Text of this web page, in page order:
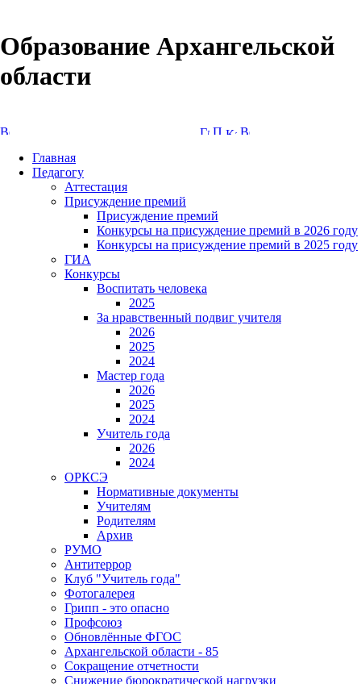
Образование Архангельской
области
Главная
Педагогу
Аттестация
Присуждение премий
Присуждение премий
Конкурсы на присуждение премий в 2026 году
Конкурсы на присуждение премий в 2025 году
ГИА
Конкурсы
Воспитать человека
2025
За нравственный подвиг учителя
2026
2025
2024
Мастер года
2026
2025
2024
Учитель года
2026
2024
ОРКСЭ
Нормативные документы
Учителям
Родителям
Архив
РУМО
Антитеррор
Клуб "Учитель года"
Фотогалерея
Грипп - это опасно
Профсоюз
Обновлённые ФГОС
Архангельской области - 85
Сокращение отчетности
Снижение бюрократической нагрузки